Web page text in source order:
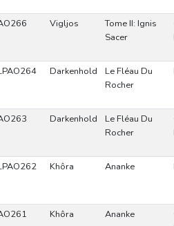
Vigljos
Tome II: Ignis
Sacer
Darkenhold
Le Fléau Du
Rocher
Darkenhold
Le Fléau Du
Rocher
Khôra Ananke
Khôra Ananke